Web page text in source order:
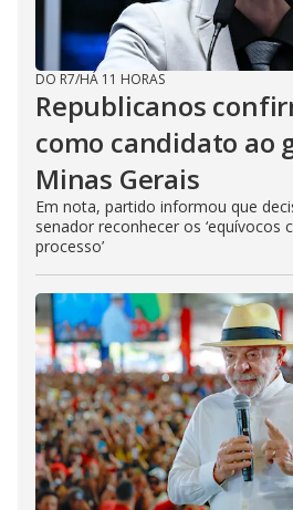
DO R7/HÁ 11 HORAS
Republicanos
como candidato ao
Minas Gerais
Em nota, partido informou que
senador reconhecer os ‘equívocos
processo’